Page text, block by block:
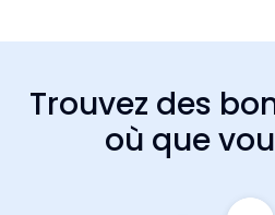
Trouvez des
où que